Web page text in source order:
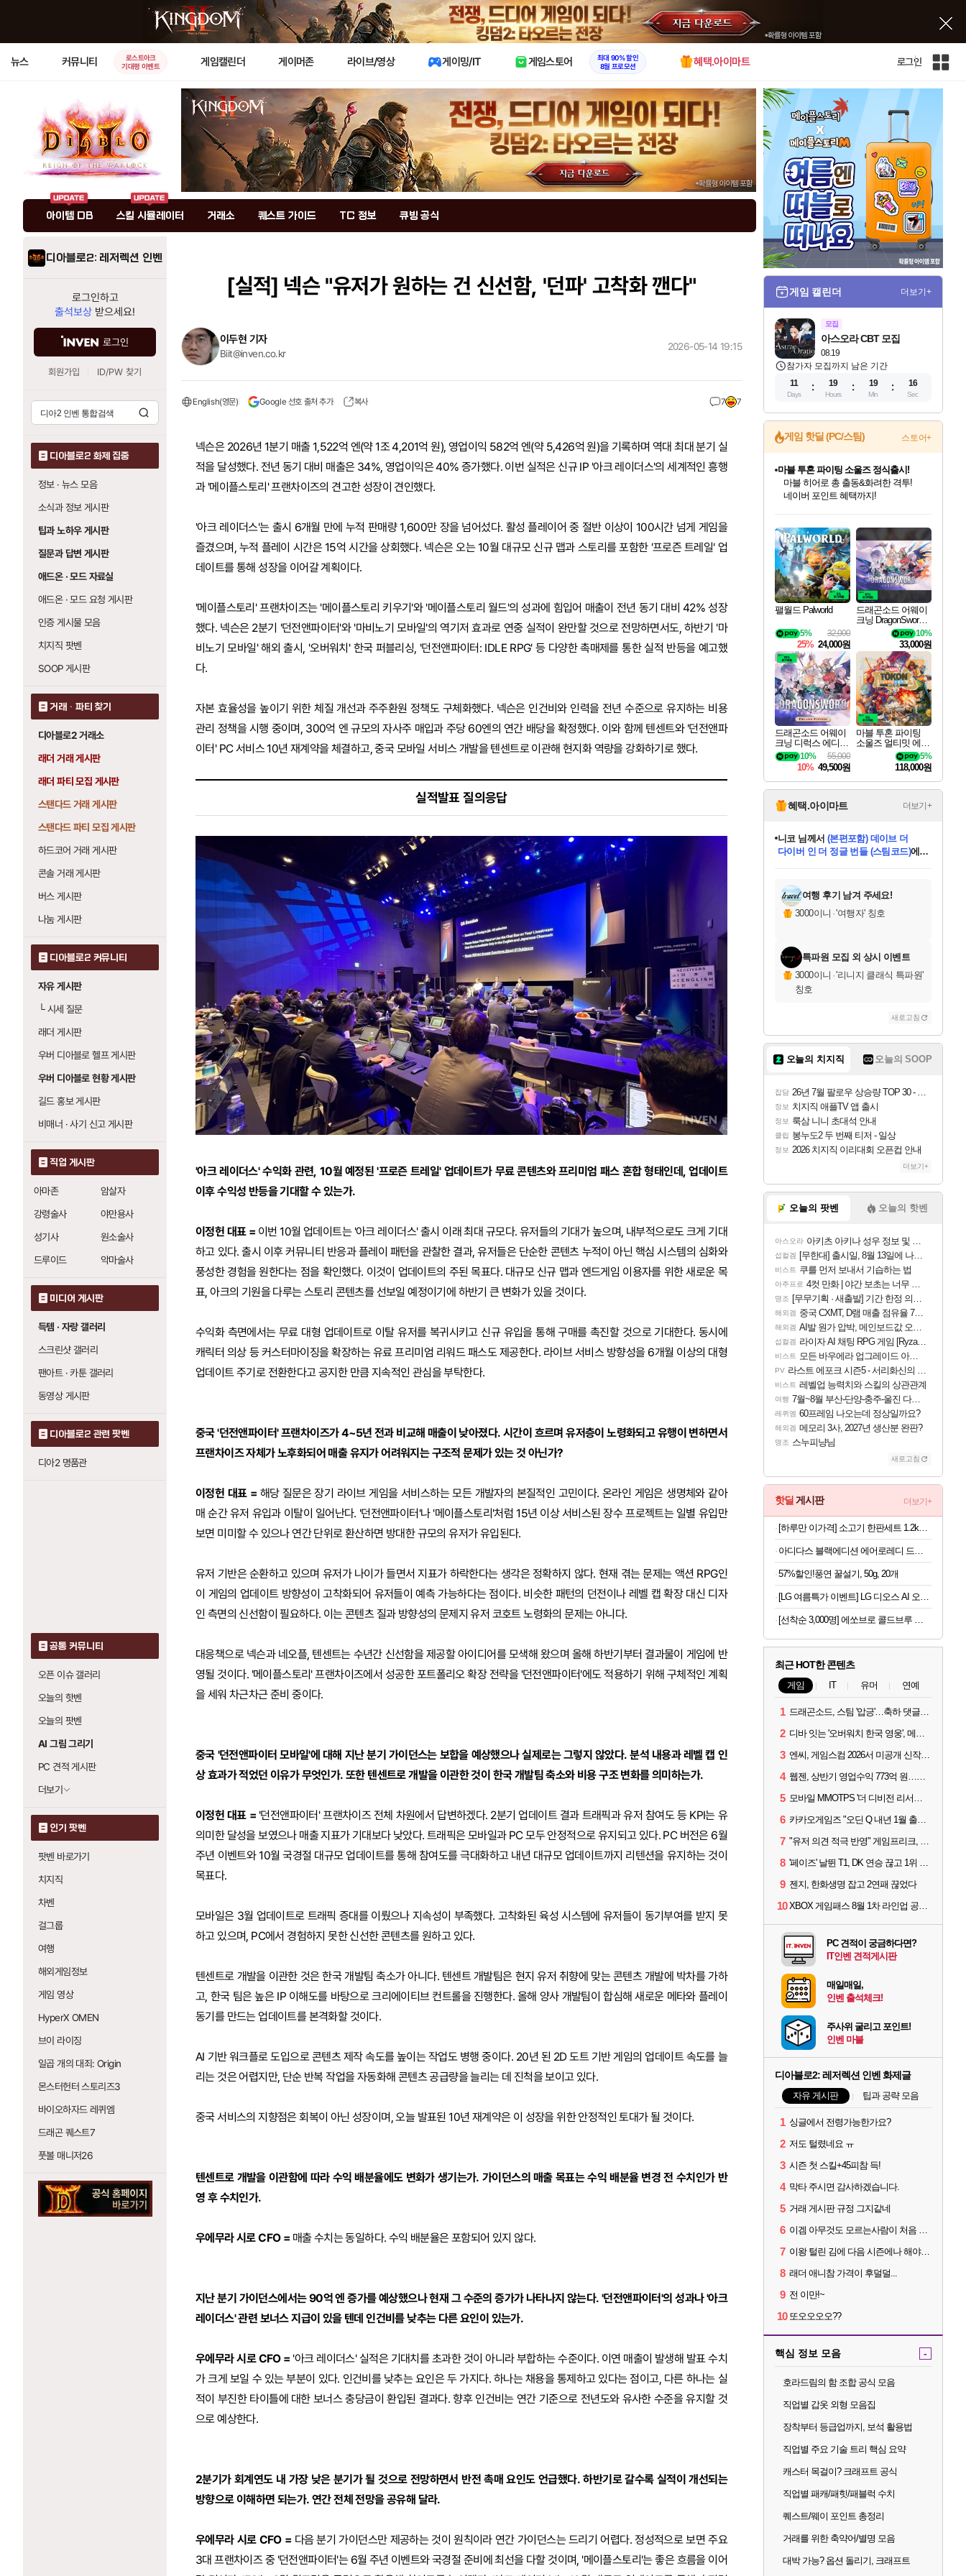
X
뉴스 커뮤니티
로스트아크
기대평 이벤트
게임캘린더 게이머존 라이브/영상 게이밍/IT 게임스토어
최대 90% 할인
8월 프로모션
혜택.아이마트 로그인
인
아이템 DB 스킬 시뮬레이터 거래소 퀘스트 가이드 TC 정보 큐빙 공식
디아블로2: 레저렉션 인벤
로그인하고
출석보상 받으세요!
로그인
회원가입 ID/PW 찾기
디아블로2 화제 집중
정보 · 뉴스 모음
소식과 정보 게시판
팁과 노하우 게시판
질문과 답변 게시판
애드온 · 모드 자료실
애드온 · 모드 요청 게시판
인증 게시물 모음
치지직 팟벤
SOOP 게시판
거래 · 파티 찾기
디아블로2 거래소
래더 거래 게시판
래더 파티 모집 게시판
스탠다드 거래 게시판
스탠다드 파티 모집 게시판
하드코어 거래 게시판
콘솔 거래 게시판
버스 게시판
나눔 게시판
디아블로2 커뮤니티
자유 게시판
└시세 질문
래더 게시판
우버 디아블로 헬프 게시판
우버 디아블로 현황 게시판
길드 홍보 게시판
비매너 · 사기 신고 게시판
직업 게시판
아마존
암살자
강령술사
야만용사
성기사
원소술사
드루이드
악마술사
미디어 게시판
득템 · 자랑 갤러리
스크린샷 갤러리
팬아트 · 카툰 갤러리
동영상 게시판
디아블로2 관련 팟벤
디아2 명품관
공통 커뮤니티
오픈 이슈 갤러리
오늘의 핫벤
오늘의 팟벤
AI 그림 그리기
PC 견적 게시판
더보기
인기 팟벤
팟벤 바로가기
치지직
차벤
걸그룹
여행
해외게임정보
게임 영상
HyperX OMEN
브이 라이징
일곱 개의 대죄: Origin
몬스터헌터 스토리즈3
바이오하자드 레퀴엠
드래곤 퀘스트7
풋볼 매니저26
[실적] 넥슨 "유저가 원하는 건 신선함, '던파' 고착화 깬다"
이두현 기자
Biit@inven.co.kr
English(영문) Google 선호 출처 추가 복사 7 7
2026-05-14 19:15
넥슨은 2026년 1분기 매출 1,522억 엔(약 1조 4,201억 원), 영업이익 582억 엔(약 5,426억 원)을 기록하며 역대 최대 분기 실
적을 달성했다. 전년 동기 대비 매출은 34%, 영업이익은 40% 증가했다. 이번 실적은 신규 IP '아크 레이더스'의 세계적인 흥행
과 '메이플스토리' 프랜차이즈의 견고한 성장이 견인했다.
'아크 레이더스'는 출시 6개월 만에 누적 판매량 1,600만 장을 넘어섰다. 활성 플레이어 중 절반 이상이 100시간 넘게 게임을
즐겼으며, 누적 플레이 시간은 15억 시간을 상회했다. 넥슨은 오는 10월 대규모 신규 맵과 스토리를 포함한 '프로즌 트레일' 업
데이트를 통해 성장을 이어갈 계획이다.
'메이플스토리' 프랜차이즈는 '메이플스토리 키우기'와 '메이플스토리 월드'의 성과에 힘입어 매출이 전년 동기 대비 42% 성장
했다. 넥슨은 2분기 '던전앤파이터'와 '마비노기 모바일'의 역기저 효과로 연중 실적이 완만할 것으로 전망하면서도, 하반기 '마
비노기 모바일' 해외 출시, '오버워치' 한국 퍼블리싱, '던전앤파이터: IDLE RPG' 등 다양한 촉매제를 통한 실적 반등을 예고했
다.
자본 효율성을 높이기 위한 체질 개선과 주주환원 정책도 구체화했다. 넥슨은 인건비와 인력을 전년 수준으로 유지하는 비용
관리 정책을 시행 중이며, 300억 엔 규모의 자사주 매입과 주당 60엔의 연간 배당을 확정했다. 이와 함께 텐센트와 '던전앤파
이터' PC 서비스 10년 재계약을 체결하고, 중국 모바일 서비스 개발을 텐센트로 이관해 현지화 역량을 강화하기로 했다.
실적발표 질의응답
'아크 레이더스' 수익화 관련, 10월 예정된 '프로즌 트레일' 업데이트가 무료 콘텐츠와 프리미엄 패스 혼합 형태인데, 업데이트
이후 수익성 반등을 기대할 수 있는가.
이정헌 대표 = 이번 10월 업데이트는 '아크 레이더스' 출시 이래 최대 규모다. 유저들의 기대가 높으며, 내부적으로도 크게 기대
하고 있다. 출시 이후 커뮤니티 반응과 플레이 패턴을 관찰한 결과, 유저들은 단순한 콘텐츠 누적이 아닌 핵심 시스템의 심화와
풍성한 경험을 원한다는 점을 확인했다. 이것이 업데이트의 주된 목표다. 대규모 신규 맵과 엔드게임 이용자를 위한 새로운 목
표, 아크의 기원을 다루는 스토리 콘텐츠를 선보일 예정이기에 하반기 큰 변화가 있을 것이다.
수익화 측면에서는 무료 대형 업데이트로 이탈 유저를 복귀시키고 신규 유입을 통해 구매를 촉진할 것으로 기대한다. 동시에
캐릭터 의상 등 커스터마이징을 확장하는 유료 프리미엄 리워드 패스도 제공한다. 라이브 서비스 방향성을 6개월 이상의 대형
업데이트 주기로 전환한다고 공지한 만큼 지속적인 관심을 부탁한다.
중국 '던전앤파이터' 프랜차이즈가 4~5년 전과 비교해 매출이 낮아졌다. 시간이 흐르며 유저층이 노령화되고 유행이 변하면서
프랜차이즈 자체가 노후화되어 매출 유지가 어려워지는 구조적 문제가 있는 것 아닌가?
이정헌 대표 = 해당 질문은 장기 라이브 게임을 서비스하는 모든 개발자의 본질적인 고민이다. 온라인 게임은 생명체와 같아
매 순간 유저 유입과 이탈이 일어난다. '던전앤파이터'나 '메이플스토리'처럼 15년 이상 서비스된 장수 프로젝트는 일별 유입만
보면 미미할 수 있으나 연간 단위로 환산하면 방대한 규모의 유저가 유입된다.
유저 기반은 순환하고 있으며 유저가 나이가 들면서 지표가 하락한다는 생각은 정확하지 않다. 현재 겪는 문제는 액션 RPG인
이 게임의 업데이트 방향성이 고착화되어 유저들이 예측 가능하다는 점이다. 비슷한 패턴의 던전이나 레벨 캡 확장 대신 디자
인 측면의 신선함이 필요하다. 이는 콘텐츠 질과 방향성의 문제지 유저 코호트 노령화의 문제는 아니다.
대응책으로 넥슨과 네오플, 텐센트는 수년간 신선함을 제공할 아이디어를 모색해 왔으며 올해 하반기부터 결과물이 게임에 반
영될 것이다. '메이플스토리' 프랜차이즈에서 성공한 포트폴리오 확장 전략을 '던전앤파이터'에도 적용하기 위해 구체적인 계획
을 세워 차근차근 준비 중이다.
중국 '던전앤파이터 모바일'에 대해 지난 분기 가이던스는 보합을 예상했으나 실제로는 그렇지 않았다. 분석 내용과 레벨 캡 인
상 효과가 적었던 이유가 무엇인가. 또한 텐센트로 개발을 이관한 것이 한국 개발팀 축소와 비용 구조 변화를 의미하는가.
이정헌 대표 = '던전앤파이터' 프랜차이즈 전체 차원에서 답변하겠다. 2분기 업데이트 결과 트래픽과 유저 참여도 등 KPI는 유
의미한 달성을 보였으나 매출 지표가 기대보다 낮았다. 트래픽은 모바일과 PC 모두 안정적으로 유지되고 있다. PC 버전은 6월
주년 이벤트와 10월 국경절 대규모 업데이트를 통해 참여도를 극대화하고 내년 대규모 업데이트까지 리텐션을 유지하는 것이
목표다.
모바일은 3월 업데이트로 트래픽 증대를 이뤘으나 지속성이 부족했다. 고착화된 육성 시스템에 유저들이 동기부여를 받지 못
하고 있으며, PC에서 경험하지 못한 신선한 콘텐츠를 원하고 있다.
텐센트로 개발을 이관한 것은 한국 개발팀 축소가 아니다. 텐센트 개발팀은 현지 유저 취향에 맞는 콘텐츠 개발에 박차를 가하
고, 한국 팀은 높은 IP 이해도를 바탕으로 크리에이티브 컨트롤을 진행한다. 올해 양사 개발팀이 합심해 새로운 메타와 플레이
동기를 만드는 업데이트를 본격화할 것이다.
AI 기반 워크플로 도입으로 콘텐츠 제작 속도를 높이는 작업도 병행 중이다. 20년 된 2D 도트 기반 게임의 업데이트 속도를 늘
리는 것은 어렵지만, 단순 반복 작업을 자동화해 콘텐츠 공급량을 늘리는 데 진척을 보이고 있다.
중국 서비스의 지향점은 회복이 아닌 성장이며, 오늘 발표된 10년 재계약은 이 성장을 위한 안정적인 토대가 될 것이다.
텐센트로 개발을 이관함에 따라 수익 배분율에도 변화가 생기는가. 가이던스의 매출 목표는 수익 배분율 변경 전 수치인가 반
영 후 수치인가.
우에무라 시로 CFO = 매출 수치는 동일하다. 수익 배분율은 포함되어 있지 않다.
지난 분기 가이던스에서는 90억 엔 증가를 예상했으나 현재 그 수준의 증가가 나타나지 않는다. '던전앤파이터'의 성과나 '아크
레이더스' 관련 보너스 지급이 있을 텐데 인건비를 낮추는 다른 요인이 있는가.
우에무라 시로 CFO = '아크 레이더스' 실적은 기대치를 초과한 것이 아니라 부합하는 수준이다. 이연 매출이 발생해 발표 수치
가 크게 보일 수 있는 부분이 있다. 인건비를 낮추는 요인은 두 가지다. 하나는 채용을 통제하고 있다는 점이고, 다른 하나는 실
적이 부진한 타이틀에 대한 보너스 충당금이 환입된 결과다. 향후 인건비는 연간 기준으로 전년도와 유사한 수준을 유지할 것
으로 예상한다.
2분기가 회계연도 내 가장 낮은 분기가 될 것으로 전망하면서 반전 촉매 요인도 언급했다. 하반기로 갈수록 실적이 개선되는
방향으로 이해하면 되는가. 연간 전체 전망을 공유해 달라.
우에무라 시로 CFO = 다음 분기 가이던스만 제공하는 것이 원칙이라 연간 가이던스는 드리기 어렵다. 정성적으로 보면 주요
3대 프랜차이즈 중 '던전앤파이터'는 6월 주년 이벤트와 국경절 준비에 최선을 다할 것이며, '메이플스토리'는 좋은 흐름을 이어
게임 캘린더 더보기+
모집
08.19
아스오라 CBT 모집
참가자 모집까지 남은 기간
11
Days
19
Hours
19
Min
15
Sec
게임 핫딜 (PC/스팀) 스토어+
최대 90% 할인가를 만나보세요!
네이버혜택과 함께 만나보세요!
50%할인&추가 적립까지!
마블 히어로 총 출동&화려한 격투!
네이버 포인트 혜택까지!
이니&베니 혜택까지!
네이버 혜택가와 함께 예약하세요!
할인&네이버혜택으로 만나보세요!
네이버페이 혜택과 만나보세요!
40주년 프로모션으로 만나보세요!
할인가에 만나보세요!
일부 에디션 상시 할인!
혜택으로 예약 판매 중
편안하게 충전하세요
팰월드 Palworld
32,000
5%
25% 24,000원
드래곤소드 어웨이
크닝 DragonSword A
10%
33,000원
드래곤소드 어웨이
크닝 디럭스 에디션
DragonSword Awake
ning Deluxe Edition
55,000
10%
10% 49,500원
마블 투혼 파이팅
소울즈 얼티밋 에디
션 MARVEL Tokon
Fighting Souls Ultima
5%
118,000원
혜택.아이마트 더보기+
교환.
당첨되셨습니다.
니코님께서 (본편포함) 데이브 더
다이버 인 더 정글 번들 (스팀코드)에
당첨되셨습니다.
당첨되셨습니다.
당첨되셨습니다.
당첨되셨습니다.
당첨되셨습니다.
에디션 (스팀코드) 를 교환.
당첨되셨습니다.
여행 후기 남겨 주세요!
3000이니 ·'여행자' 칭호
특파원 모집 외 상시 이벤트
3000이니 ·'리니지 클래식 특파원'
칭호
새로고침
오늘의 치지직 오늘의 SOOP
잡담 26년 7월 팔로우 상승량 TOP 30 - 월간 치지직
정보 치지직 애플TV 앱 출시
정보 룩삼 니니 초대석 안내
클립 봉누도2 두 번째 티저 - 일상
정보 2026 치지직 이리대회 오픈컵 안내
더보기+
오늘의 팟벤 오늘의 핫벤
아스오라 아키츠 아키나 성우 정보 및 주요 필모
섭컬겜 [무한대] 출시일, 8월 13일에 나오나
비스트 쿠를 먼저 보내서 기습하는 법
아주프로 4컷 만화 | 야간 보초는 너무 힘들어
명조 [무무기획 · 새출발] 기간 한정 의뢰 이벤트
해외겜 중국 CXMT, D램 매출 점유율 7%…글로벌 4위로 부상
해외겜 AI발 원가 압박, 메인보드값 오르나
섭컬겜 라이자 AI 채팅 RPG 게임 [RyzaChat: AI] 공개
비스트 모든 바우에라 업그레이드 아이템 획득 위치 공략 (89개)
PV 라스트 에포크 시즌5 - 서리화신의 분노 티저
비스트 레벨업 능력치와 스킬의 상관관계
여행 7월~8월 부산-단양-충주-울진 다녀왔어요~
레퀴엠 60프레임 나오는데 정상일까요?
해외겜 메모리 3사, 2027년 생산분 완판?
명조 스누피냥님
새로고침
핫딜 게시판 더보기+
57%할인!풍연 꿀설기, 50g, 20개
[선착순 3,000명] 에쏘브로 콜드브루 원액 1kg x 2개
최근 HOT한 콘텐츠
게임 IT 유머 연예
1 드래곤소드, 스팀 '압긍'…축하 댓글 달고 게임 코드 받자!
2 디바 잇는 '오버워치 한국 영웅', 메카 파일럿 디몬 나온다
3 엔씨, 게임스컴 2026서 미공개 신작 최초 공개
4 웹젠, 상반기 영업수익 773억 원…순이익 89% 증가
5 모바일 MMOTPS '더 디비전 리서전스', 6일 스팀에도 출시
6 카카오게임즈 "오딘 Q 내년 1월 출시, 연기는 없다"
7 "유저 의견 적극 반영" 게임프리크, 비스트 오브 리인카네이션 개선 나선다
8 '페이즈' 날뛴 T1, DK 연승 끊고 1위 지켜
9 젠지, 한화생명 잡고 2연패 끊었다
10 XBOX 게임패스 8월 1차 라인업 공개... '비스트 오브 리인카네이션' 즉시 합류
PC 견적이 궁금하다면?
IT인벤 견적게시판
매일매일,
인벤 출석체크!
주사위 굴리고 포인트!
인벤 마블
디아블로2: 레저렉션 인벤 화제글
자유 게시판 팁과 공략 모음
1 싱글에서 전령가능한가요?
2 저도 털렸네요 ㅠ
3 시즌 첫 스킬+45피참 득!
4 막타 주시면 감사하겠습니다.
5 거래 게시판 규정 그지같네
6 이겜 아무것도 모르는사람이 처음 시작하기 괜찮나요?
7 이왕 털린 김에 다음 시즌에나 해야겠네요
8 래더 애니참 가격이 후덜덜...
9 전 이만!~
10 또오오오오??
핵심 정보 모음 -
호라드림의 함 조합 공식 모음
직업별 갑옷 외형 모음집
장착부터 등급업까지, 보석 활용법
직업별 주요 기술 트리 핵심 요약
캐스터 목걸이? 크래프트 공식
직업별 패캐/패힛/패블럭 수치
퀘스트/웨이 포인트 총정리
거래를 위한 축약어/별명 모음
대박 가능? 옵션 돌리기, 크래프트